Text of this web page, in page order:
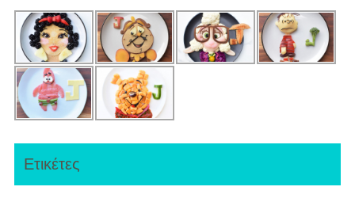
Ετικέτες